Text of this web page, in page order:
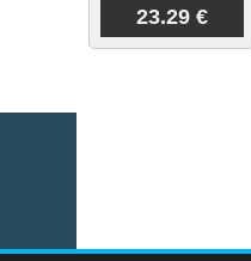
23.29 €